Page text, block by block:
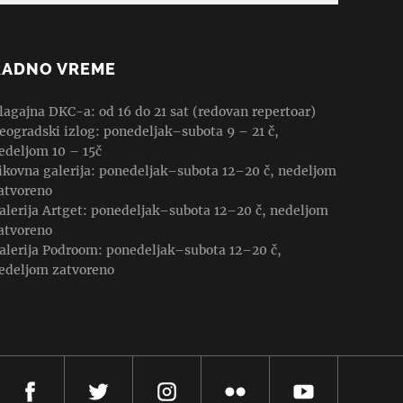
VREME
DKC-a: od 16 do 21 sat (redovan repertoar)
izlog: ponedeljak–subota 9 – 21 č,
10 – 15č
galerija: ponedeljak–subota 12–20 č, nedeljom
Artget: ponedeljak–subota 12–20 č, nedeljom
Podroom: ponedeljak–subota 12–20 č,
zatvoreno